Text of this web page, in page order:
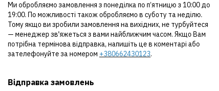
Ми обробляємо замовлення з понеділка по п’ятницю з 10:00 до
19:00. По можливості також обробляємо в суботу та неділю.
Тому якщо ви зробили замовлення на вихідних, не турбуйтеся
— менеджер зв'яжеться з вами найближчим часом. Якщо Вам
потрібна термінова відправка, напишіть це в коментарі або
зателефонуйте за номером +380662430123.
Відправка замовлень